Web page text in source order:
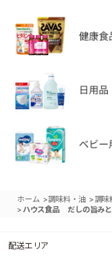
ホーム >調味料・油 >調味
> ハウス食品 だしの旨み
配送エリア